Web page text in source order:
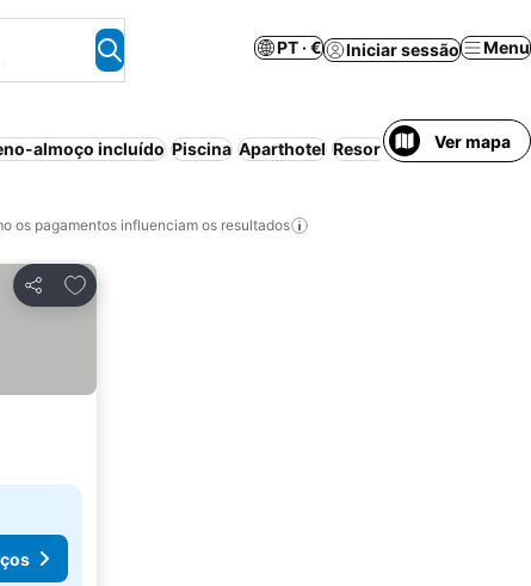
PT · € Iniciar sessão Menu
almoço incluído Piscina Aparthotel Resort Spa Ver mapa
os pagamentos influenciam os resultados
Partilhar
Adicionar aos favoritos